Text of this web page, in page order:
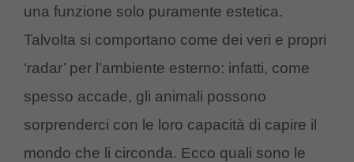
una funzione solo puramente estetica.
Talvolta si comportano come dei veri e propri
‘radar’ per l’ambiente esterno: infatti, come
spesso accade, gli animali possono
sorprenderci con le loro capacità di capire il
mondo che li circonda. Ecco quali sono le